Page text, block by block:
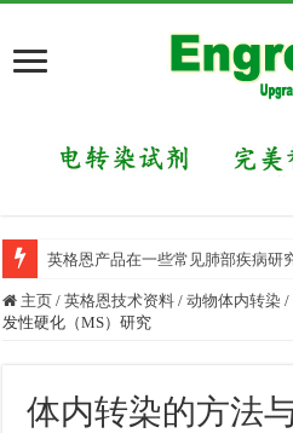
英格恩产品在一些常见肺部疾病研
主页 / 英格恩技术资料 / 动物体内转染 /
发性硬化（MS）研究
体内转染的方法